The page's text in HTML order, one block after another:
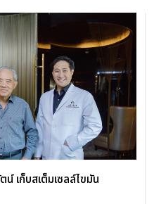
เก็บสเต็มเซลล์ไขมัน